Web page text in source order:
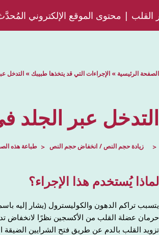
| محتوى الموقع الإلكتروني
الصفحة الرئيسية » الإجراءات التي قد يتخذها طبيبك » التدخل
التدخل عبر الجلد
زيادة حجم النص انخفاض حجم النص طباعة هذه
لماذا يُستخدم هذا الإجراء؟
يتسبب تراكم الدهون والكوليسترول (يشار إليه
حرمان عضلة القلب من الأكسجين نظرًا لانخفاض
تزويد القلب بالدم عن طريق فتح الشرايين